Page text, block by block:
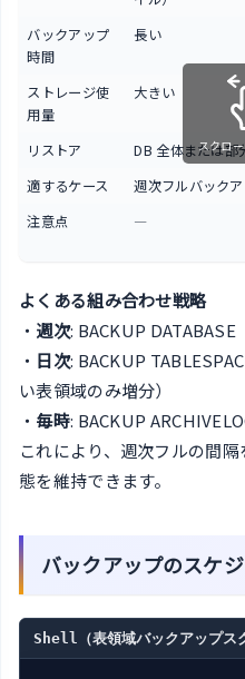
バックアップ
時間
長い
ストレージ使
用量
大きい
リストア DB 全体または部
適するケース
週次フルバック
注意点
―
スクロ
よくある組み合わせ戦略
・ 週次: BACKUP DATABASE
・ 日次: BACKUP
い表領域のみ増分）
・ 毎時: BACKUP
これにより、週次フルの間
態を維持できます。
バックアップのスケ
Shell（表領域バックアップス